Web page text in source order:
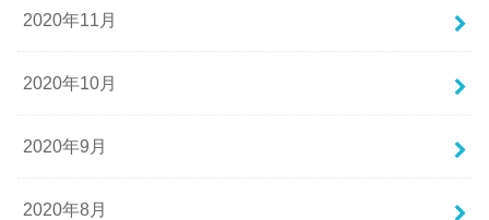
2020年11月
2020年10月
2020年9月
2020年8月